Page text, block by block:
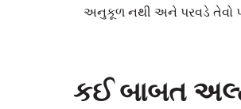
અનુકૂળ નથી અને પરવડે તેવો
કઈ બાબત